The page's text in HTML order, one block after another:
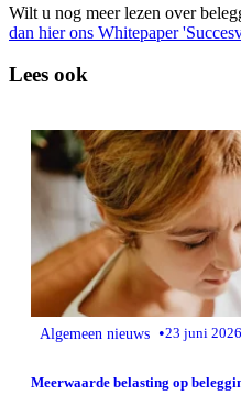
Wilt u nog meer lezen over
dan hier ons Whitepaper
Lees ook
Algemeen nieuws •23 juni 2026
Meerwaarde belasting op